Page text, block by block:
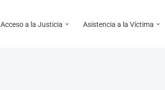
Acceso a la Justicia Asistencia a la Víctima